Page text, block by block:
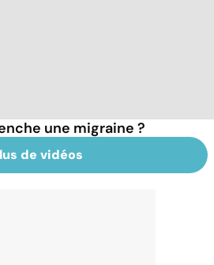
une migraine ?
de vidéos